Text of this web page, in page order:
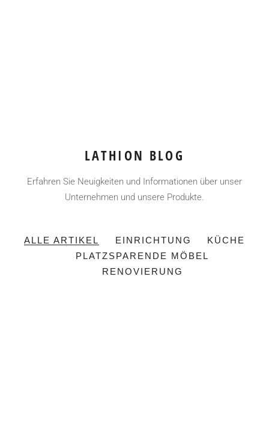
LATHION BLOG
Erfahren Sie Neuigkeiten und Informationen über unser
Unternehmen und unsere Produkte.
ALLE ARTIKEL EINRICHTUNG
KÜCHE
PLATZSPARENDE MÖBEL
RENOVIERUNG